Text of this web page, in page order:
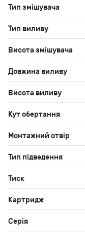
Тип змішувача
Тип виливу
Висота змішувача
Довжина виливу
Висота виливу
Кут обертання
Монтажний отвір
Тип підведення
Тиск
Картридж
Серія